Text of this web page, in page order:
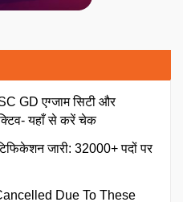
GD एग्जाम सिटी और
यहाँ से करें चेक
जारी: 32000+ पदों पर
Due To These